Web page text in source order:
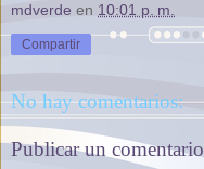
mdverde en 10:01 p. m.
Compartir
No hay comentarios:
Publicar un comentario